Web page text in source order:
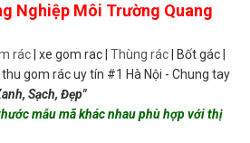
Nghiệp Môi Trường Quang
rác | xe gom rac | Thùng rác | Bốt gác |
gom rác uy tín #1 Hà Nội - Chung tay
Sạch, Đẹp"
mẫu mã khác nhau phù hợp với thị